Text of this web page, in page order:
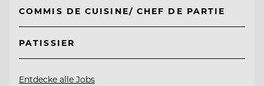
COMMIS DE CUISINE/ CHEF DE PARTIE
PATISSIER
Entdecke alle Jobs